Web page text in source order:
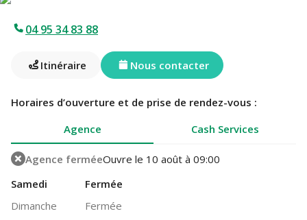
04 95 34 83 88
Itinéraire Nous contacter
Horaires d’ouverture et de prise de rendez-vous :
Agence
Cash Services
Agence ferméeOuvre le 10 août à 09:00
Samedi
Fermée
Dimanche
Fermée